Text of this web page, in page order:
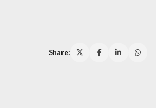
Share: